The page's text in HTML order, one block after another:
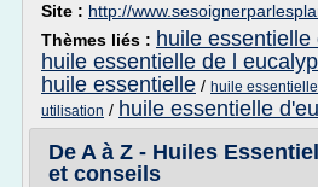
Site : http://
Thèmes liés : huile
huile essentielle de l
huile essentielle / huile
utilisation / huile essentielle
De A à Z - Huiles
et conseils